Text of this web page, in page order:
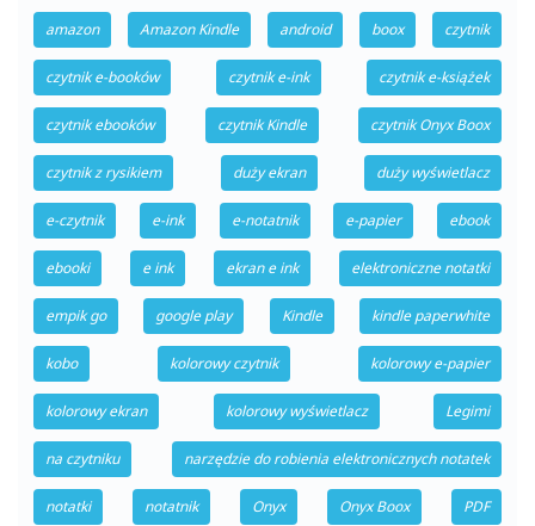
amazon Amazon Kindle android boox czytnik
czytnik e-booków czytnik e-ink czytnik e-książek
czytnik ebooków czytnik Kindle czytnik Onyx Boox
czytnik z rysikiem duży ekran duży wyświetlacz
e-czytnik e-ink e-notatnik e-papier ebook
ebooki e ink ekran e ink elektroniczne notatki
empik go google play Kindle kindle paperwhite
kobo kolorowy czytnik kolorowy e-papier
kolorowy ekran kolorowy wyświetlacz Legimi
na czytniku narzędzie do robienia elektronicznych notatek
notatki notatnik Onyx Onyx Boox PDF